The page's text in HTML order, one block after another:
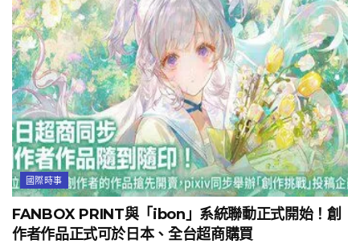
國際時事
FANBOX PRINT與「ibon」系統聯動正式開始！創
作者作品正式可於日本、全台超商購買